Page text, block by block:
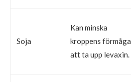
Soja
Kan minska
kroppens förmåga
att ta upp levaxin.